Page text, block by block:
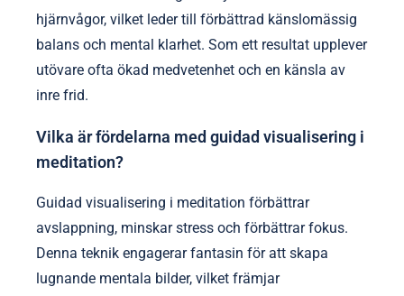
hjärnvågor, vilket leder till förbättrad känslomässig
balans och mental klarhet. Som ett resultat upplever
utövare ofta ökad medvetenhet och en känsla av
inre frid.
Vilka är fördelarna med guidad visualisering i
meditation?
Guidad visualisering i meditation förbättrar
avslappning, minskar stress och förbättrar fokus.
Denna teknik engagerar fantasin för att skapa
lugnande mentala bilder, vilket främjar